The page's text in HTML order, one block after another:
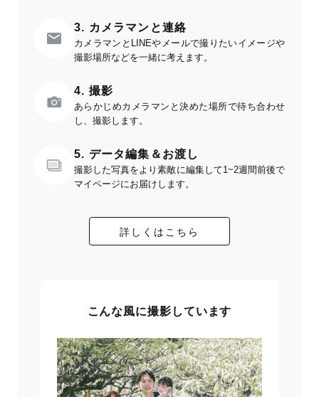
3. カメラマンと連絡
カメラマンとLINEやメールで撮りたいイメージや
撮影場所などを一緒に考えます。
4. 撮影
あらかじめカメラマンと決めた場所で待ち合わせ
し、撮影します。
5. データ編集＆お渡し
撮影した写真をより素敵に編集して1~2週間前後で
マイページにお届けします。
詳しくはこちら
こんな風に撮影しています